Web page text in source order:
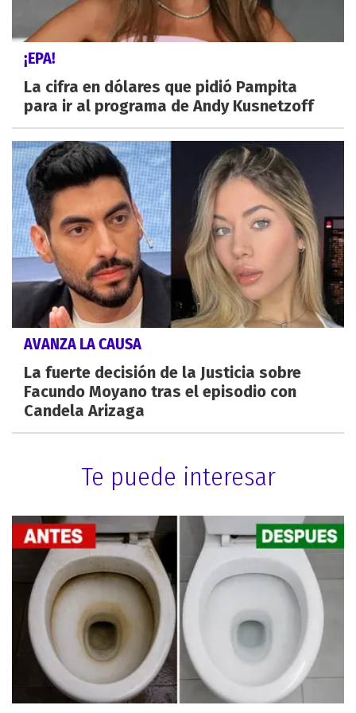
¡EPA!
La cifra en dólares que pidió Pampita
para ir al programa de Andy Kusnetzoff
AVANZA LA CAUSA
La fuerte decisión de la Justicia sobre
Facundo Moyano tras el episodio con
Candela Arizaga
Te puede interesar